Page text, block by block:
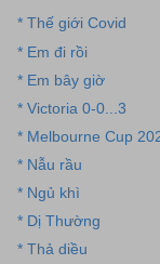
* Thế giới Covid
* Em đi rồi
* Em bây giờ
* Victoria 0-0...3
* Melbourne Cup
* Nẫu rầu
* Ngủ khì
* Dị Thường
* Thả diều